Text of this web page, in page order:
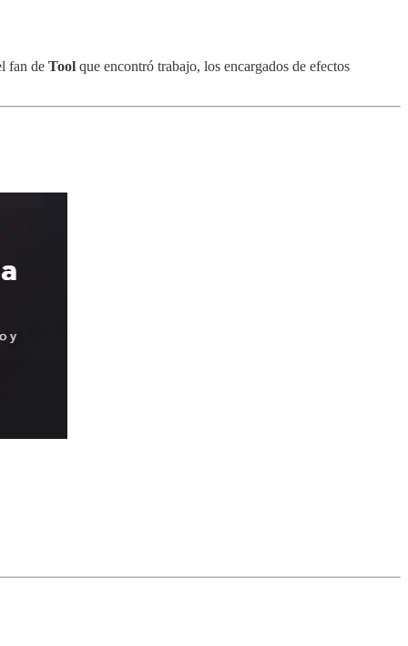
fan de Tool que encontró trabajo, los encargados de efectos